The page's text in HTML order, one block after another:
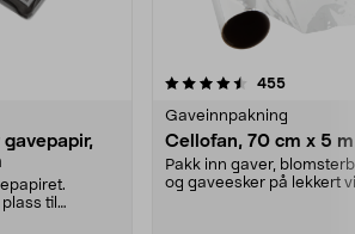
til
455
Gaveinnpakning
Cellofan, 70 cm x 5 m
Pakk inn gaver,
og gaveesker på lekkert
4.0 av 5 stjerner